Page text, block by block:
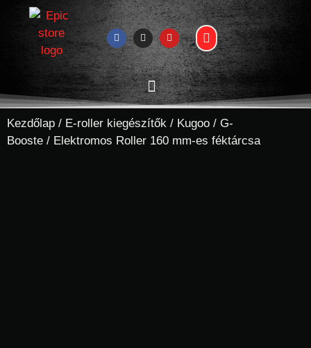
Kezdőlap / E-roller kiegészítők / Kugoo / G-
Booste / Elektromos Roller 160 mm-es féktárcsa